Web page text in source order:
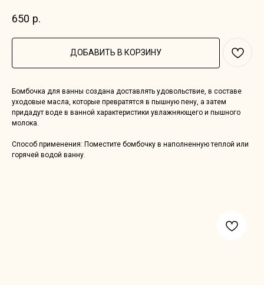
650 р.
ДОБАВИТЬ В КОРЗИНУ
Бомбочка для ванны создана доставлять удовольствие, в составе
уходовые масла, которые превратятся в пышную пену, а затем
придадут воде в ванной характеристики увлажняющего и пышного
молока.
Способ применения: Поместите бомбочку в наполненную теплой или
горячей водой ванну.